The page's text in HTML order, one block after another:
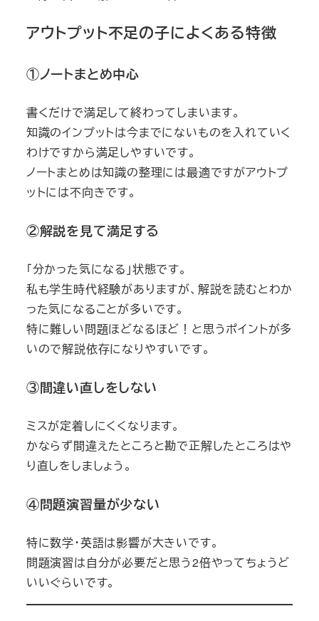
アウトプット不足の子によくある特徴
①ノートまとめ中心
書くだけで満足して終わってしまいます。
知識のインプットは今までにないものを入れていく
わけですから満足しやすいです。
ノートまとめは知識の整理には最適ですがアウトプ
ットには不向きです。
②解説を見て満足する
「分かった気になる」状態です。
私も学生時代経験がありますが、解説を読むとわか
った気になることが多いです。
特に難しい問題ほどなるほど！と思うポイントが多
いので解説依存になりやすいです。
③間違い直しをしない
ミスが定着しにくくなります。
かならず間違えたところと勘で正解したところはや
り直しをしましょう。
④問題演習量が少ない
特に数学・英語は影響が大きいです。
問題演習は自分が必要だと思う2倍やってちょうど
いいぐらいです。